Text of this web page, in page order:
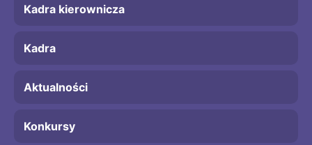
Kadra kierownicza
Kadra
Aktualności
Konkursy